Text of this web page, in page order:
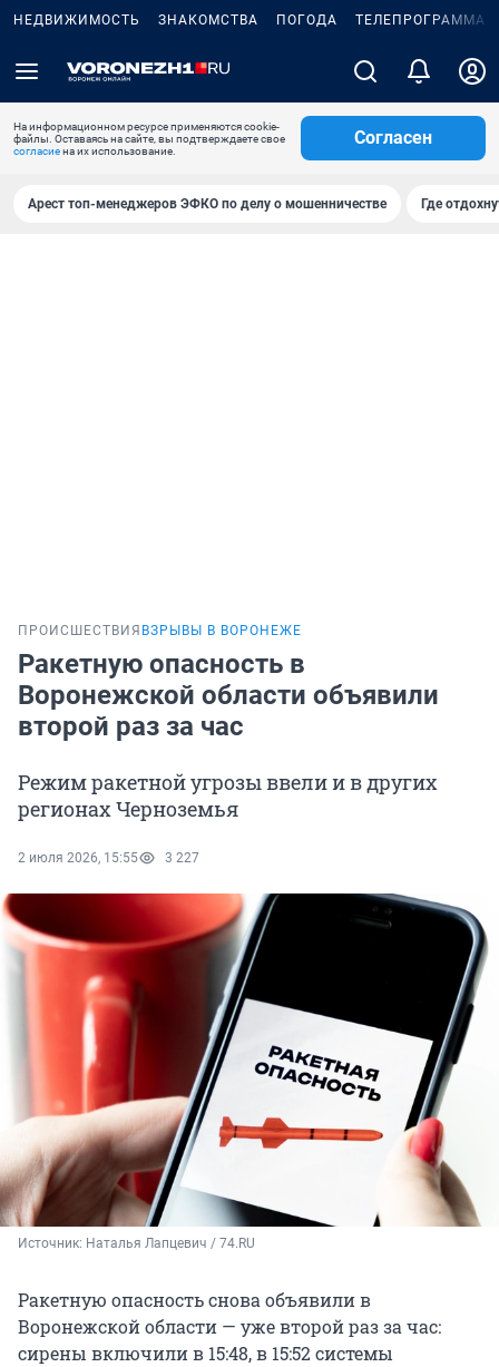
НЕДВИЖИМОСТЬ ЗНАКОМСТВА ПОГОДА ТЕЛЕПРОГРАММА
На информационном ресурсе применяются cookie-
файлы. Оставаясь на сайте, вы подтверждаете свое
согласиена их использование.
Согласен
Арест топ-менеджеров ЭФКО по делу о мошенничестве Где
ПРОИСШЕСТВИЯ ВЗРЫВЫ В ВОРОНЕЖЕ
Ракетную опасность в
Воронежской области объявили
второй раз за час
Режим ракетной угрозы ввели и в других
регионах Черноземья
2 июля 2026, 15:55 3 227
Источник: Наталья Лапцевич / 74.RU
Ракетную опасность снова объявили в
Воронежской области — уже второй раз за час:
сирены включили в 15:48, в 15:52 системы